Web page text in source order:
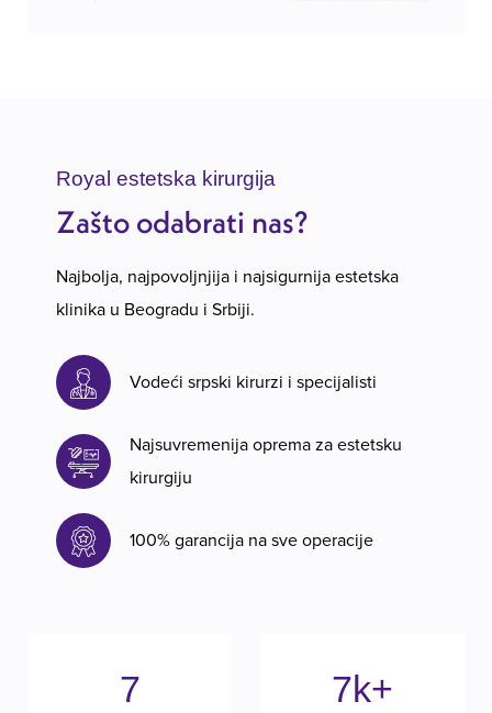
Royal estetska kirurgija
Zašto odabrati nas?
Najbolja, najpovoljnjija i najsigurnija estetska
klinika u Beogradu i Srbiji.
Vodeći srpski kirurzi i specijalisti
Najsuvremenija oprema za estetsku
kirurgiju
100% garancija na sve operacije
7 7k+